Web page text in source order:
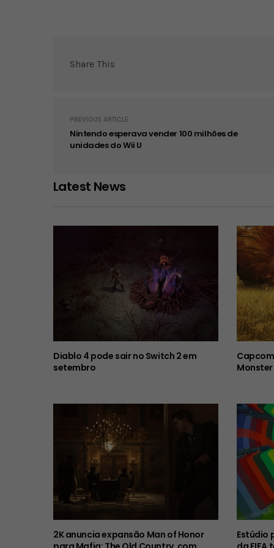
Share This
PREVIOUS ARTICLE
Nintendo esperava vender 100 milhões de
unidades do Wii U
Latest News
Diablo 4 pode sair no Switch 2 em
setembro
Monster
2K anuncia expansão Man of Honor
Estúdio